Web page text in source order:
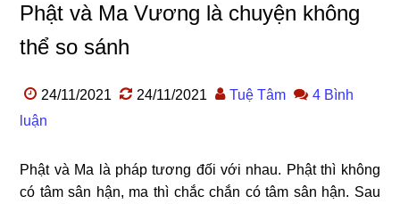
Phật và Ma Vương là chuyện không
thể so sánh
24/11/2021 24/11/2021 Tuệ Tâm
4 Bình
luận
Phật và Ma là pháp tương đối với nhau. Phật thì không
có tâm sân hận, ma thì chắc chắn có tâm sân hận. Sau